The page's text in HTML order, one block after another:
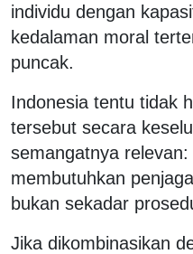
individu dengan
kedalaman moral
puncak.
Indonesia tentu tidak
tersebut secara
semangatnya
membutuhkan
bukan sekadar
Jika dikombinasikan